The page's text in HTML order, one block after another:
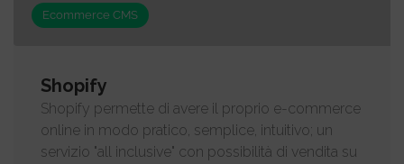
Ecommerce CMS
Shopify
Shopify permette di avere il proprio e-commerce
online in modo pratico, semplice, intuitivo; un
servizio "all inclusive" con possibilità di vendita su